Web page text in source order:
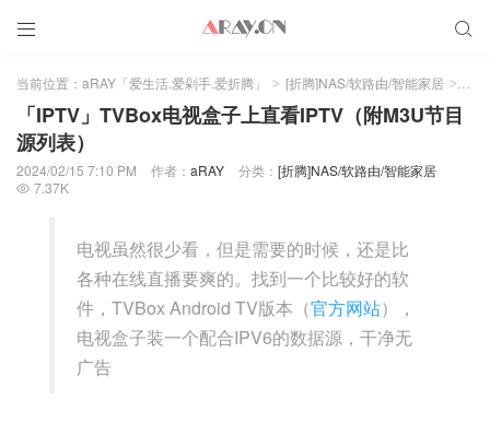
 
当前位置： aRAY「爱生活.爱剁手.爱折腾」 > [折腾]NAS/软路由/智能家居 >
「IPTV」TVBox电视盒子上直看IPTV（附M3U节目
源列表）
2024/02/15 7:10 PM 作者： aRAY 分类： [折腾]NAS/软路由/智能家居
 7.37K
电视虽然很少看，但是需要的时候，还是比
各种在线直播要爽的。找到一个比较好的软
件，TVBox Android TV版本（官方网站），
电视盒子装一个配合IPV6的数据源，干净无
广告